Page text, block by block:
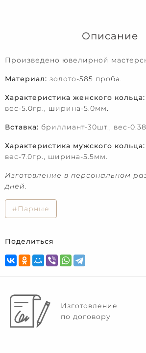
Описание
Произведено ювелирной
Материал: золото-585 проба.
Характеристика женского кольца:
вес-5.0гр., ширина-5.0мм.
Вставка: бриллиант-30шт., вес-
Характеристика мужского кольца:
вес-7.0гр., ширина-5.5мм.
Изготовление в персональном
дней.
#Парные
Поделиться
Изготовление
по договору